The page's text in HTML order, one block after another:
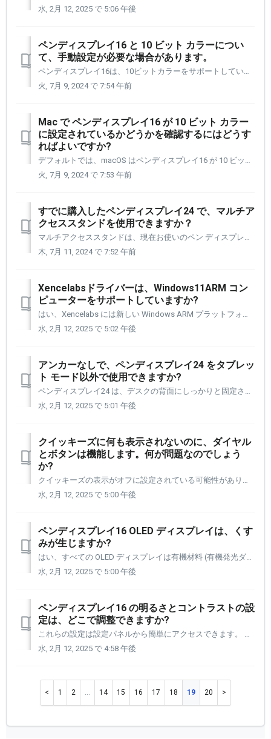
水, 2月 12, 2025 で 5:06 午後
ペンディスプレイ16 と 10 ビット カラーについ
て、手動設定が必要な場合があります。
ペンディスプレイ16は、10ビットカラーをサポートしているため、お客様のビデオグラフィックカードが10ビットカラーをサポートしている限り、10億7000万色を表示できます。 但し、Windows ラップトップと MacBook Air では、PD16 は自動的に 10 ビットとして認識されますが、デスク...
火, 7月 9, 2024 で 7:54 午前
Mac で ペンディスプレイ16 が 10 ビット カラー
に設定されているかどうかを確認するにはどうす
ればよいですか?
デフォルトでは、macOS はペンディスプレイ16 が 10 ビットの色で動作します。 システム レポートのグラフィックス/ディスプレイ レポートにアクセスすると、ペンディスプレイ16 が 10 ビットの色で動作していることを確認できます。 右側のレポートにアクセスするには: 左上隅の...
火, 7月 9, 2024 で 7:53 午前
すでに購入したペンディスプレイ24 で、マルチア
クセススタンドを使用できますか？
マルチアクセススタンドは、現在お使いのペン ディスプレイ24 と一緒に使用できます。 チルトスタンドをペン ディスプレイ24 の背面に固定している 4 本のネジを外す必要があります。 外したら、マルチアクセススタンドケーブルハブを、ペン ディスプレイ24 の背面に接続できます。 ガイドに従って、最初...
木, 7月 11, 2024 で 7:52 午前
Xencelabsドライバーは、Windows11ARM コン
ピューターをサポートしていますか?
はい、Xencelabs には新しい Windows ARM プラットフォーム用のドライバーがあります。以下のリンクを使用して、ドライバー ページで見つけることができます。 ドライバー リンク: https://www.xencelabs.com/jp/support/download-drivers ...
水, 2月 12, 2025 で 5:02 午後
アンカーなしで、ペンディスプレイ24 をタブレッ
ト モード以外で使用できますか?
ペンディスプレイ24 は、デスクの背面にしっかりと固定されていない限り、デスク外で使用するようには設計されていません。 クイック スタート ガイド (QSG 英語版) に記載されている手順に従って、デスク外モードを設定するのはお客様の責任であることにご注意ください。 これらの指示に従わないと、ペ...
水, 2月 12, 2025 で 5:01 午後
クイッキーズに何も表示されないのに、ダイヤル
とボタンは機能します。何が問題なのでしょう
か?
クイッキーズの表示がオフに設定されている可能性があります。以下の手順に従って、そのことを確認してください。 設定パネルを開いてください: [1] 左側のナビゲーション列からクイッキーズを選択します。 [2] 右上のカスタマイズドロップダウンメニューをクリックします。 [3] 次...
水, 2月 12, 2025 で 5:00 午後
ペンディスプレイ16 OLED ディスプレイは、くす
みが生じますか?
はい、すべての OLED ディスプレイは有機材料 (有機発光ダイオード) で製造されているため、くすみが生じる可能性があります。 Xencelabs は、Xencelabs OLED ディスプレイのくすみを最小限に抑え、寿命を最大化する機能を組み込んだ高品質の OLED パネルを選択しました。 ...
水, 2月 12, 2025 で 5:00 午後
ペンディスプレイ16 の明るさとコントラストの設
定は、どこで調整できますか?
これらの設定は設定パネルから簡単にアクセスできます。 設定パネルを開く必要があります。 [1] 左側のナビゲーション列からデバイス設定を選択します。 [2] 次にクイックアクションを選択します。 [3] セレクタースイッチを左または右に動かして、希望のレベルに達するまで、ペンデ...
水, 2月 12, 2025 で 4:58 午後
1 2 … 14 15 16 17 18 19 20